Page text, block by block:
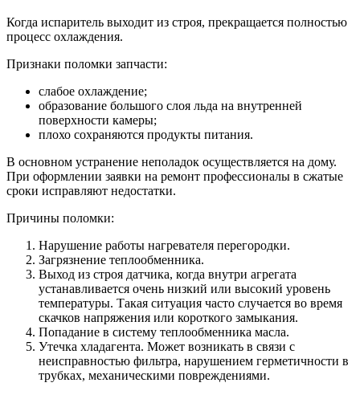
Когда испаритель выходит из строя, прекращается полностью
процесс охлаждения.
Признаки поломки запчасти:
слабое охлаждение;
образование большого слоя льда на внутренней
поверхности камеры;
плохо сохраняются продукты питания.
В основном устранение неполадок осуществляется на дому.
При оформлении заявки на ремонт профессионалы в сжатые
сроки исправляют недостатки.
Причины поломки:
Нарушение работы нагревателя перегородки.
Загрязнение теплообменника.
Выход из строя датчика, когда внутри агрегата
устанавливается очень низкий или высокий уровень
температуры. Такая ситуация часто случается во время
скачков напряжения или короткого замыкания.
Попадание в систему теплообменника масла.
Утечка хладагента. Может возникать в связи с
неисправностью фильтра, нарушением герметичности в
трубках, механическими повреждениями.